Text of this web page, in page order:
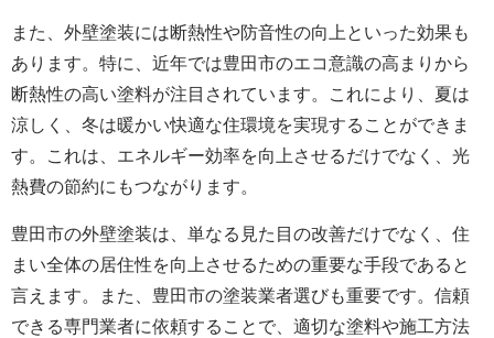
また、外壁塗装には断熱性や防音性の向上といった効果も
あります。特に、近年では豊田市のエコ意識の高まりから
断熱性の高い塗料が注目されています。これにより、夏は
涼しく、冬は暖かい快適な住環境を実現することができま
す。これは、エネルギー効率を向上させるだけでなく、光
熱費の節約にもつながります。
豊田市の外壁塗装は、単なる見た目の改善だけでなく、住
まい全体の居住性を向上させるための重要な手段であると
言えます。また、豊田市の塗装業者選びも重要です。信頼
できる専門業者に依頼することで、適切な塗料や施工方法